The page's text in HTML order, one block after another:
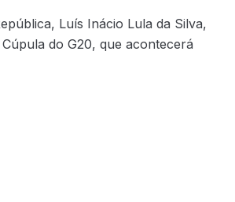
Luís Inácio Lula da Silva,
do G20, que acontecerá